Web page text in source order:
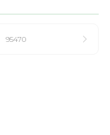
95470